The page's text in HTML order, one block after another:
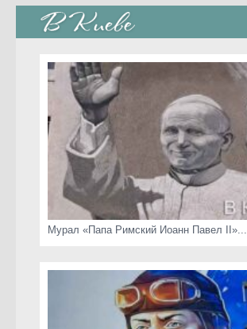
стрит-арт
коты Киева
скамейки
часы Киева
Мурал «Папа Римский Иоанн Павел II»...